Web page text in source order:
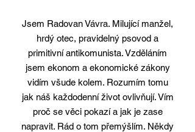
Jsem Radovan Vávra. Milující manžel,
hrdý otec, pravidelný psovod a
primitivní antikomunista. Vzděláním
jsem ekonom a ekonomické zákony
vidím všude kolem. Rozumím tomu
jak náš každodenní život ovlivňují. Vím
proč se věci pokazí a jak je zase
napravit. Rád o tom přemýšlím. Někdy